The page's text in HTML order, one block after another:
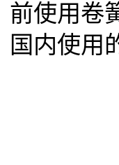
前使用卷
国内使用